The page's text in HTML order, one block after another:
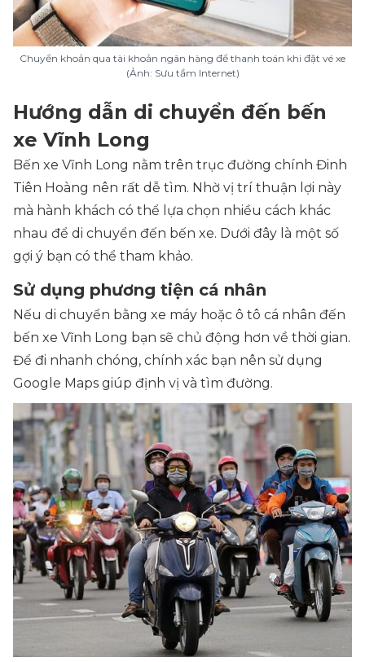
Chuyển khoản qua tài khoản ngân hàng để thanh toán khi đặt vé xe
(Ảnh: Sưu tầm Internet)
Hướng dẫn di chuyển đến bến
xe Vĩnh Long
Bến xe Vĩnh Long nằm trên trục đường chính Đinh
Tiên Hoàng nên rất dễ tìm. Nhờ vị trí thuận lợi này
mà hành khách có thể lựa chọn nhiều cách khác
nhau để di chuyển đến bến xe. Dưới đây là một số
gợi ý bạn có thể tham khảo.
Sử dụng phương tiện cá nhân
Nếu di chuyển bằng xe máy hoặc ô tô cá nhân đến
bến xe Vĩnh Long bạn sẽ chủ động hơn về thời gian.
Để đi nhanh chóng, chính xác bạn nên sử dụng
Google Maps giúp định vị và tìm đường.